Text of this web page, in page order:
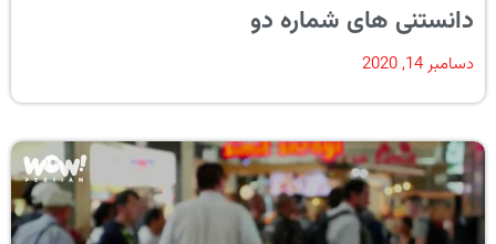
دانستنی های شماره دو
دسامبر 14, 2020